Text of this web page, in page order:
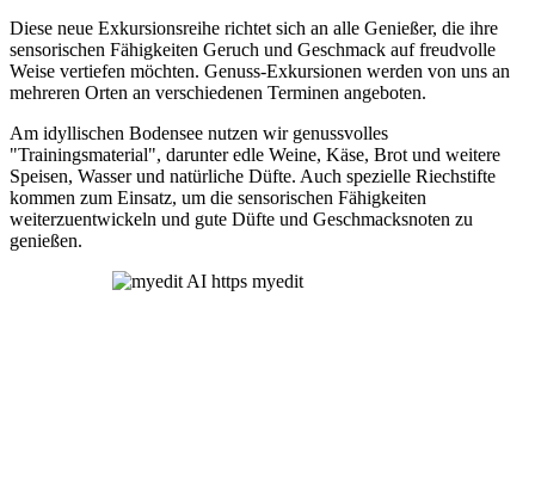
Diese neue Exkursionsreihe richtet sich an alle Genießer, die ihre
sensorischen Fähigkeiten Geruch und Geschmack auf freudvolle
Weise vertiefen möchten. Genuss-Exkursionen werden von uns an
mehreren Orten an verschiedenen Terminen angeboten.
Am idyllischen Bodensee nutzen wir genussvolles
"Trainingsmaterial", darunter edle Weine, Käse, Brot und weitere
Speisen, Wasser und natürliche Düfte. Auch spezielle Riechstifte
kommen zum Einsatz, um die sensorischen Fähigkeiten
weiterzuentwickeln und gute Düfte und Geschmacksnoten zu
genießen.